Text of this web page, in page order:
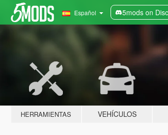
Español 5mods on
HERRAMIENTAS VEHÍCULOS